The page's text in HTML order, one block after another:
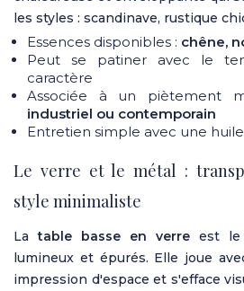
les styles : scandinave, rustique
Essences disponibles : chêne,
Peut se patiner avec le
caractère
Associée à un piètement
industriel ou contemporain
Entretien simple avec une
Le verre et le métal :
style minimaliste
Latable basse en verre est le
lumineux et épurés. Elle joue
impression d'espace et s'efface